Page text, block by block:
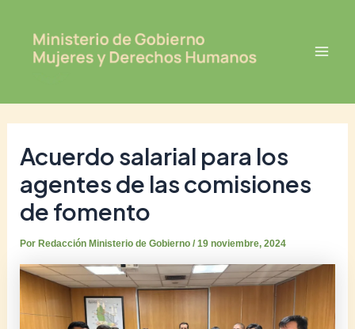
contenido
Acuerdo salarial para los
agentes de las comisiones
de fomento
Por Redacción Ministerio de Gobierno/19 noviembre, 2024
navigation